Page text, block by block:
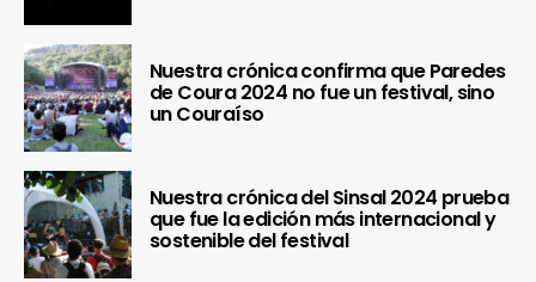
Nuestra crónica confirma que Paredes
de Coura 2024 no fue un festival, sino
un Couraíso
Nuestra crónica del Sinsal 2024 prueba
que fue la edición más internacional y
sostenible del festival